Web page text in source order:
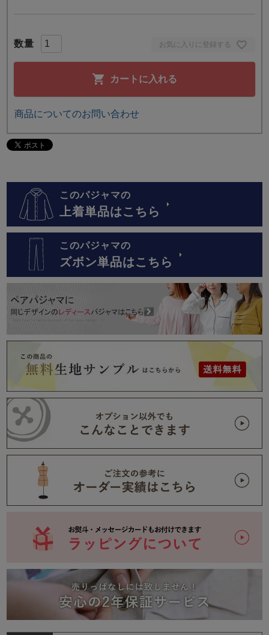
お気に入りに登録する
カートに入れる
商品についてのお問い合わせ
このパジャマの
上着単品はこちら
このパジャマの
ズボン単品はこちら